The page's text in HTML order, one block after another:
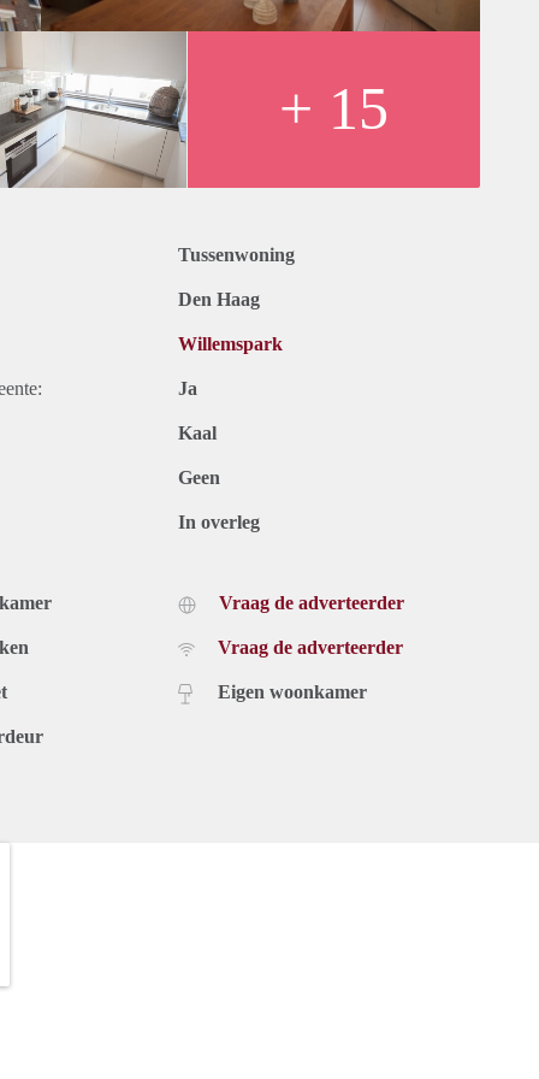
servicepakket - zie regels en voorwaarden)
+ 15
Tussenwoning
Den Haag
Willemspark
Ja
Kaal
Geen
In overleg
Vraag de adverteerder
Vraag de adverteerder
Eigen woonkamer